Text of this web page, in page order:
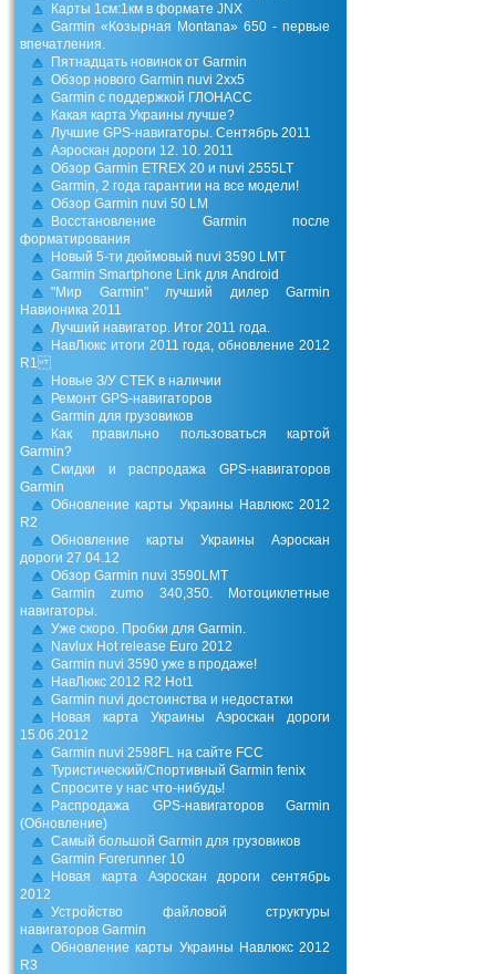
Карты 1см:1км в формате JNX
Garmin «Козырная Montana» 650 - первые
впечатления.
Пятнадцать новинок от Garmin
Обзор нового Garmin nuvi 2хх5
Garmin с поддержкой ГЛОНАСС
Какая карта Украины лучше?
Лучшие GPS-навигаторы. Сентябрь 2011
Аэроскан дороги 12. 10. 2011
Обзор Garmin ETREX 20 и nuvi 2555LT
Garmin, 2 года гарантии на все модели!
Обзор Garmin nuvi 50 LM
Восстановление Garmin после
форматирования
Новый 5-ти дюймовый nuvi 3590 LMT
Garmin Smartphone Link для Android
"Мир Garmin" лучший дилер Garmin
Навионика 2011
Лучший навигатор. Итог 2011 года.
НавЛюкс итоги 2011 года, обновление 2012
R1
Новые З/У CTEK в наличии
Ремонт GPS-навигаторов
Garmin для грузовиков
Как правильно пользоваться картой
Garmin?
Скидки и распродажа GPS-навигаторов
Garmin
Обновление карты Украины Навлюкс 2012
R2
Обновление карты Украины Аэроскан
дороги 27.04.12
Обзор Garmin nuvi 3590LMT
Garmin zumo 340,350. Мотоциклетные
навигаторы.
Уже скоро. Пробки для Garmin.
Navlux Hot release Euro 2012
Garmin nuvi 3590 уже в продаже!
НавЛюкс 2012 R2 Hot1
Garmin nuvi достоинства и недостатки
Новая карта Украины Аэроскан дороги
15.06.2012
Garmin nuvi 2598FL на сайте FCC
Туристический/Спортивный Garmin fenix
Спросите у нас что-нибудь!
Распродажа GPS-навигаторов Garmin
(Обновление)
Самый большой Garmin для грузовиков
Garmin Forerunner 10
Новая карта Аэроскан дороги сентябрь
2012
Устройство файловой структуры
навигаторов Garmin
Обновление карты Украины Навлюкс 2012
R3